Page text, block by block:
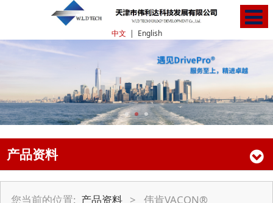
中文 | English
产品资料
您当前的位置: 产品资料 > 伟肯VACON®